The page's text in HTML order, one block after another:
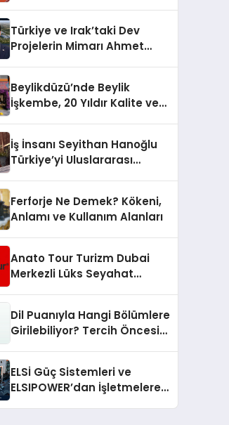
Türkiye ve Irak’taki Dev
Projelerin Mimarı Ahmet
Holding Industrial City”
Projesini Hayata Geçirecek
Beylikdüzü’nde Beylik
İşkembe, 20 Yıldır Kalite ve
İş İnsanı Seyithan Hanoğlu
Türkiye’yi Uluslararası
Ferforje Ne Demek? Kökeni,
Anlamı ve Kullanım Alanları
Anato Tour Turizm Dubai
Merkezli Lüks Seyahat
Dil Puanıyla Hangi Bölümlere
Girilebiliyor? Tercih Öncesi
ELSİ Güç Sistemleri ve
ELSIPOWER’dan İşletmelere